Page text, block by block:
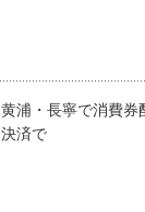
黄浦・長寧で消費
決済で